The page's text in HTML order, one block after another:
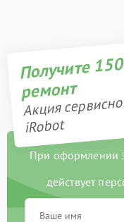
Получите
ремонт
Акция
iRobot
При оформлении
действует